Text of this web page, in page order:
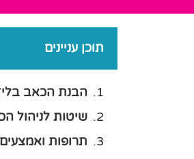
תוכן עניינים
הבנת הכאב
שיטות לניהול
תרופות